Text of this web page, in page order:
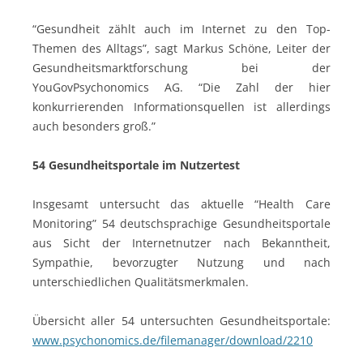
“Gesundheit zählt auch im Internet zu den Top-
Themen des Alltags”, sagt Markus Schöne, Leiter der
Gesundheitsmarktforschung bei der
YouGovPsychonomics AG. “Die Zahl der hier
konkurrierenden Informationsquellen ist allerdings
auch besonders groß.”
54 Gesundheitsportale im Nutzertest
Insgesamt untersucht das aktuelle “Health Care
Monitoring” 54 deutschsprachige Gesundheitsportale
aus Sicht der Internetnutzer nach Bekanntheit,
Sympathie, bevorzugter Nutzung und nach
unterschiedlichen Qualitätsmerkmalen.
Übersicht aller 54 untersuchten Gesundheitsportale:
www.psychonomics.de/filemanager/download/2210